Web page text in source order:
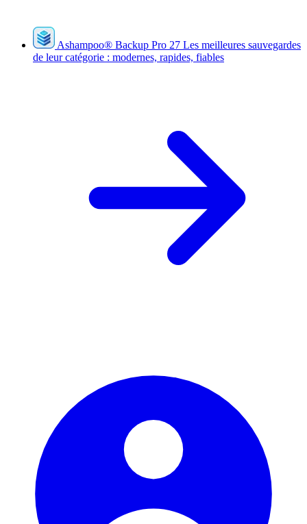
Ashampoo® Backup Pro 27 Les meilleures sauvegardes
de leur catégorie : modernes, rapides, fiables